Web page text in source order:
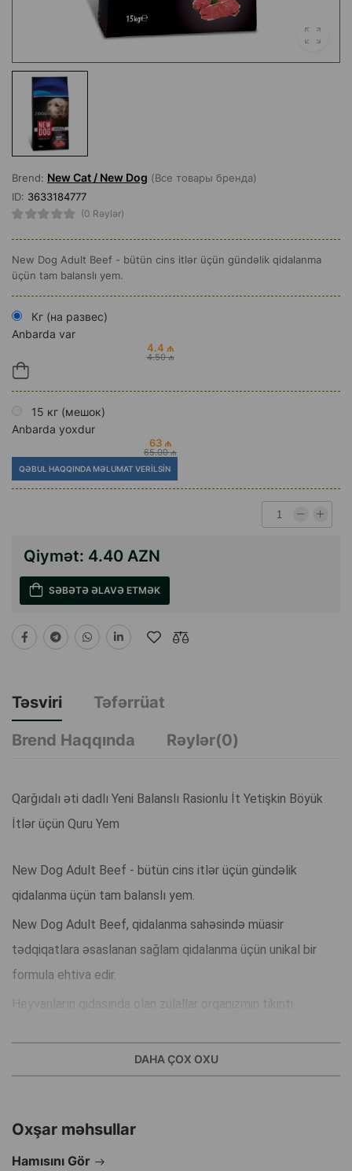
Brend: New Cat / New Dog (Все товары бренда)
ID: 3633184777
(0 Rəylər)
New Dog Adult Beef - bütün cins itlər üçün gündəlik qidalanma
üçün tam balanslı yem.
Кг (на развес)
Anbarda var
4.4 ₼
4.50 ₼
15 кг (мешок)
Anbarda yoxdur
63 ₼
65.00 ₼
QƏBUL HAQQINDA MƏLUMAT VERILSIN
Qiymət: 4.40 AZN
SƏBƏTƏ ƏLAVƏ ETMƏK
Təsviri
Təfərrüat
Brend Haqqında
Rəylər(0)
Qarğıdalı əti dadlı Yeni Balanslı Rasionlu İt Yetişkin Böyük
İtlər üçün Quru Yem
New Dog Adult Beef - bütün cins itlər üçün gündəlik
qidalanma üçün tam balanslı yem.
New Dog Adult Beef, qidalanma sahəsində müasir
tədqiqatlara əsaslanan sağlam qidalanma üçün unikal bir
formula ehtiva edir.
Heyvanların qidasında olan zülallar orqanizmin tikinti
New Dog Adult Beef-in əsas inqrediyenti ətdir - heyvan
zülalının yeganə mənbəyidir.
E və C vitaminləri orqanizmin daxili müdafiə qüvvələrini
gücləndirməyə kömək edir. Tərkib: Buğda, ət unu, heyvan
DAHA ÇOX OXU
Oxşar məhsullar
Hamısını Gör